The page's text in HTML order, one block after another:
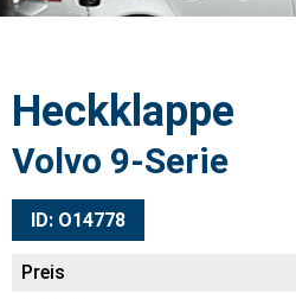
Heckklappe
Volvo 9-Serie
ID: O14778
Preis